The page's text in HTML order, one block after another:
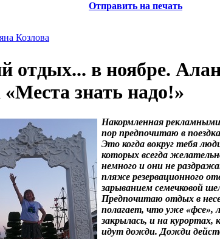
Отправить на печать
Козлова
отдых... в ноябре.
знать надо!»
Накормленная
пор предпочитаю в
Это когда вокруг тебя
которых всегда
немного и они не раздра
пляже резервационного
зарыванием семечковой
Предпочитаю отдых в
полагает, что уже «фсе»,
закрылась, и на курортах,
идут дожди. Дожди